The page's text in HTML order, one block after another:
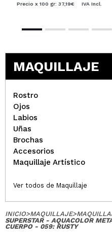
Precio x 100 gr: 37,19€ IVA Incl.
MAQUILLAJE
Rostro
Ojos
Labios
Uñas
Brochas
Accesorios
Maquillaje Artístico
Ver todos de Maquillaje
INICIO>MAQUILLAJE>
SUPERSTAR - AQUACOLOR
CUERPO - 059: RUSTY